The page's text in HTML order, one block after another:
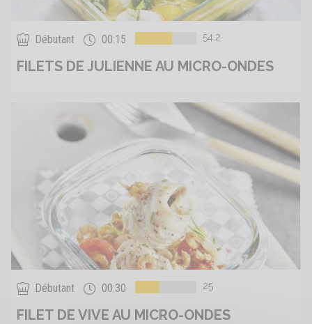
Débutant 00:15 54.2
FILETS DE JULIENNE AU MICRO-ONDES
Débutant 00:30 25
FILET DE VIVE AU MICRO-ONDES